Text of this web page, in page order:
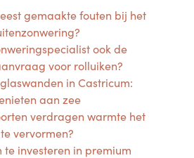
gemaakte fouten bij het
ook de
voor rolluiken?
in Castricum:
aan zee
verdragen warmte het
vervormen?
te investeren in premium